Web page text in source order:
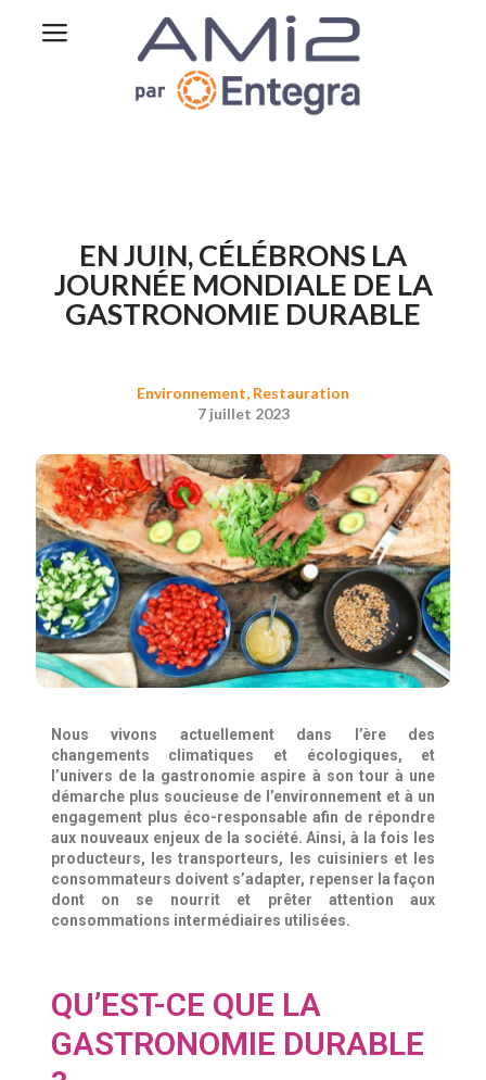
EN JUIN, CÉLÉBRONS LA
JOURNÉE MONDIALE DE LA
GASTRONOMIE DURABLE
Environnement, Restauration
7 juillet 2023
Nous vivons actuellement dans l’ère des
changements climatiques et écologiques, et
l’univers de la gastronomie aspire à son tour à une
démarche plus soucieuse de l’environnement et à un
engagement plus éco-responsable afin de répondre
aux nouveaux enjeux de la société. Ainsi, à la fois les
producteurs, les transporteurs, les cuisiniers et les
consommateurs doivent s’adapter, repenser la façon
dont on se nourrit et prêter attention aux
consommations intermédiaires utilisées.
QU’EST-CE QUE LA
GASTRONOMIE DURABLE